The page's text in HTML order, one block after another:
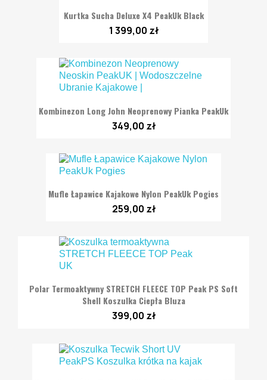
Kurtka Sucha Deluxe X4 PeakUk Black
1 399,00 zł
Kombinezon Long John Neoprenowy Pianka PeakUk
349,00 zł
Mufle Łapawice Kajakowe Nylon PeakUk Pogies
259,00 zł
Polar Termoaktywny STRETCH FLEECE TOP Peak PS Soft
Shell Koszulka Ciepła Bluza
399,00 zł